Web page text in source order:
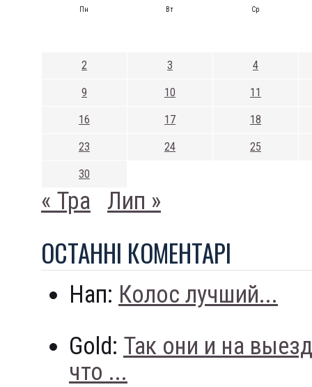
Пн Вт Ср
2 3 4
9 10 11
16 17 18
23 24 25
30
« Тра Лип »
ОСТАННI КОМЕНТАРI
Нап: Колос лучший...
Gold: Так они и на
что ...